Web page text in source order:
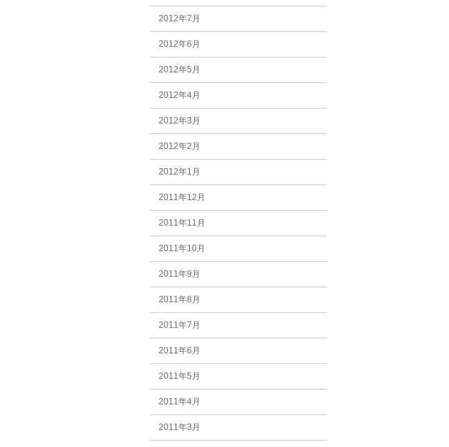
2012年7月
2012年6月
2012年5月
2012年4月
2012年3月
2012年2月
2012年1月
2011年12月
2011年11月
2011年10月
2011年9月
2011年8月
2011年7月
2011年6月
2011年5月
2011年4月
2011年3月